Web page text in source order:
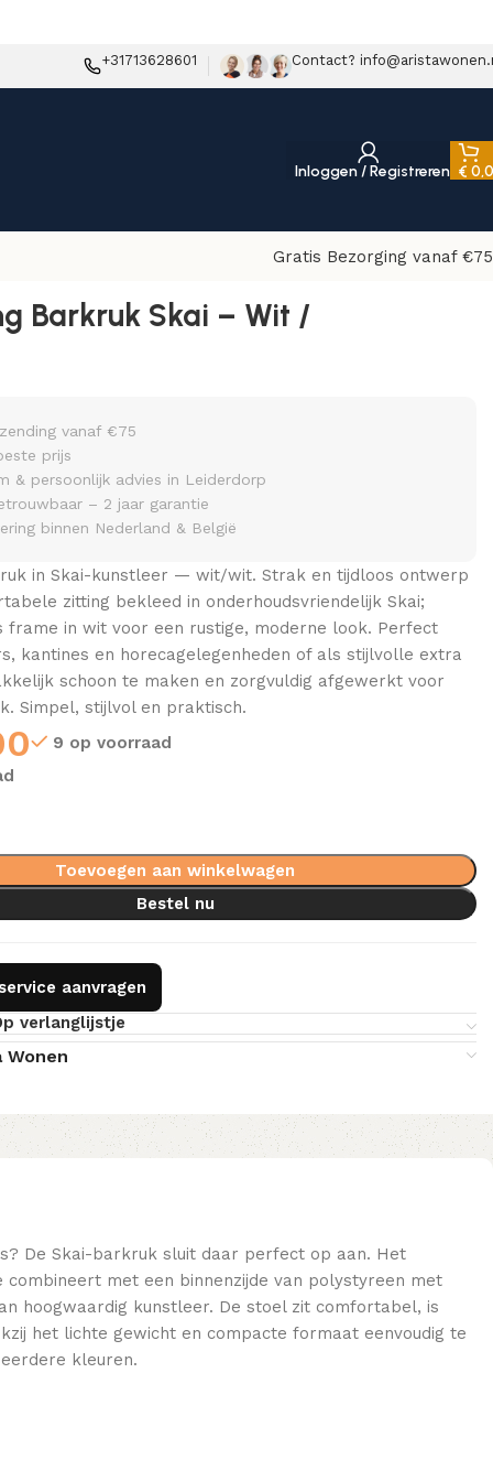
+31713628601 Contact?
Inloggen / Registreren €
Gratis Bezorging vanaf
Barkruk Skai – Wit /
vanaf €75
prijs
& persoonlijk advies in Leiderdorp
– 2 jaar garantie
binnen Nederland & België
in Skai-kunstleer — wit/wit. Strak en tijdloos ontwerp
zitting bekleed in onderhoudsvriendelijk Skai;
frame in wit voor een rustige, moderne look. Perfect
kantines en horecagelegenheden of als stijlvolle extra
schoon te maken en zorgvuldig afgewerkt voor
Simpel, stijlvol en praktisch.
9 op voorraad
Toevoegen aan winkelwagen
Bestel nu
aanvragen
verlanglijstje
Wonen
De Skai-barkruk sluit daar perfect op aan. Het
met een binnenzijde van polystyreen met
hoogwaardig kunstleer. De stoel zit comfortabel, is
het lichte gewicht en compacte formaat eenvoudig te
kleuren.